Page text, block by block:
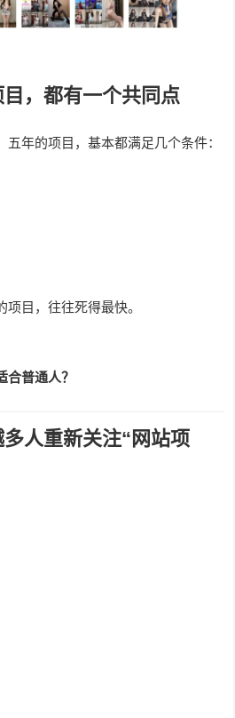
，都有一个共同点
年的项目，基本都满足几个条件：
目，往往死得最快。
普通人？
人重新关注“网站项